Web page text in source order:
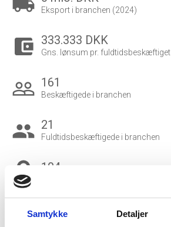
Samtykke Detaljer
Eksport i branchen (2024)
account_balance_wallet 333.333 DKK
Gns. lønsum pr. fuldtidsbeskæftiget
people_outline 161
Beskæftigede i branchen
group 21
Fuldtidsbeskæftigede i branchen
104
57
Beskæftigede mænd i branchen